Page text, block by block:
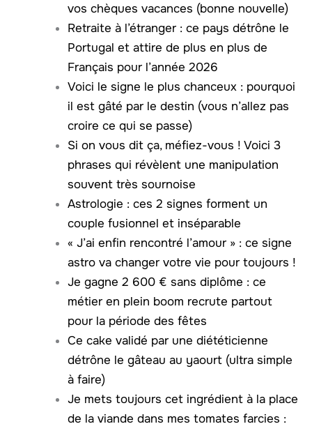
vos chèques vacances (bonne nouvelle)
Retraite à l’étranger : ce pays détrône le
Portugal et attire de plus en plus de
Français pour l’année 2026
Voici le signe le plus chanceux : pourquoi
il est gâté par le destin (vous n’allez pas
croire ce qui se passe)
Si on vous dit ça, méfiez-vous ! Voici 3
phrases qui révèlent une manipulation
souvent très sournoise
Astrologie : ces 2 signes forment un
couple fusionnel et inséparable
« J’ai enfin rencontré l’amour » : ce signe
astro va changer votre vie pour toujours !
Je gagne 2 600 € sans diplôme : ce
métier en plein boom recrute partout
pour la période des fêtes
Ce cake validé par une diététicienne
détrône le gâteau au yaourt (ultra simple
à faire)
Je mets toujours cet ingrédient à la place
de la viande dans mes tomates farcies :